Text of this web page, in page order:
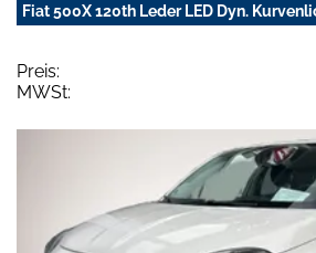
Fiat 500X 120th Leder LED Dyn.
Preis:
MWSt: